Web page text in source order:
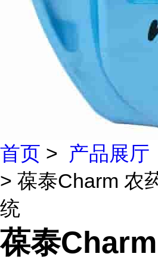
首页 > 产品展厅
> 葆泰Charm 农
统
葆泰